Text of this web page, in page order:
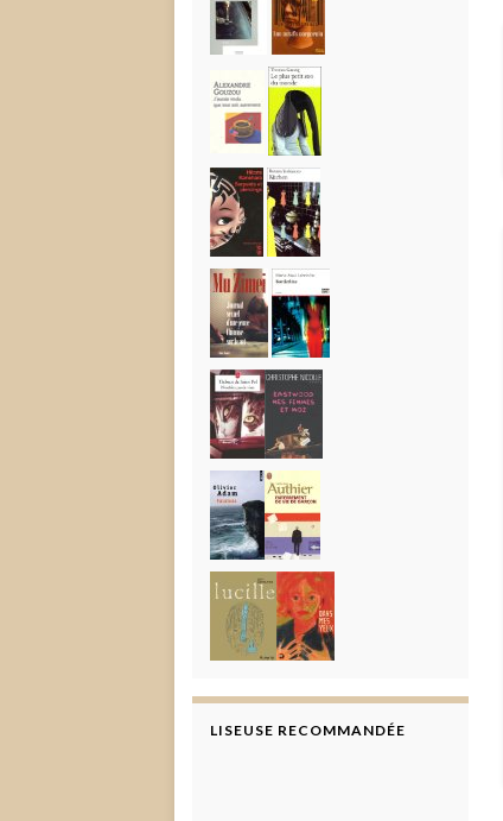
LISEUSE RECOMMANDÉE